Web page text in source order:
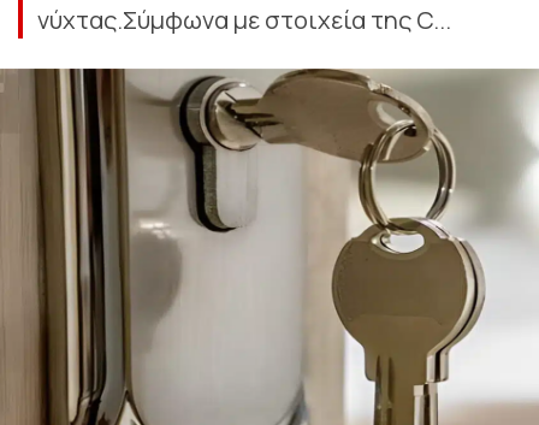
νύχτας.Σύμφωνα με στοιχεία της C...